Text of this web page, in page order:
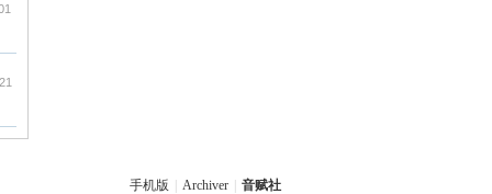
手机版 Archiver 音赋社